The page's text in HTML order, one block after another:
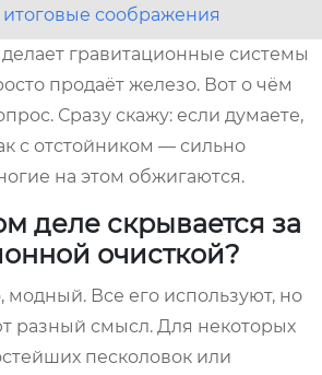
соображения
делает гравитационные системы
продаёт железо. Вот о чём
Сразу скажу: если думаете,
с отстойником — сильно
на этом обжигаются.
деле скрывается за
очисткой?
модный. Все его используют, но
разный смысл. Для некоторых
песколовок или